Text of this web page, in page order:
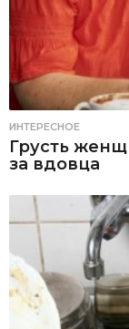
ИНТЕРЕСНОЕ
Грусть
за вдовца